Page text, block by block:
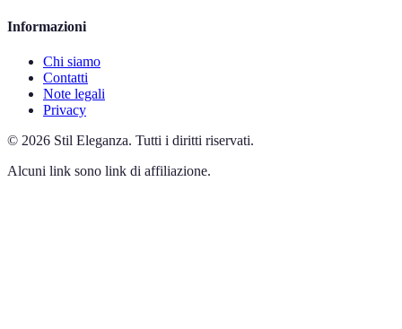
Informazioni
Chi siamo
Contatti
Note legali
Privacy
© 2026 Stil Eleganza. Tutti i diritti riservati.
Alcuni link sono link di affiliazione.